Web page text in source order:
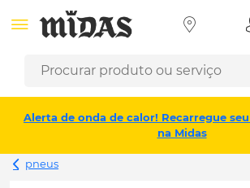
Alerta de onda de calor! Recarregue
na Midas
pneus